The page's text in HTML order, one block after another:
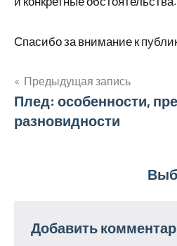
Спасибо за внимание к
Навигация
по
Предыдущая запись
Плед: особенности,
разновидности
Добавить